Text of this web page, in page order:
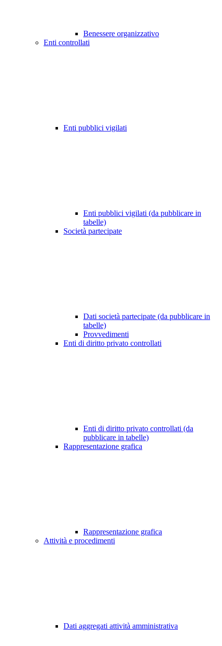
Benessere organizzativo
Enti controllati
Enti pubblici vigilati
Enti pubblici vigilati (da pubblicare in
tabelle)
Società partecipate
Dati società partecipate (da pubblicare in
tabelle)
Provvedimenti
Enti di diritto privato controllati
Enti di diritto privato controllati (da
pubblicare in tabelle)
Rappresentazione grafica
Rappresentazione grafica
Attività e procedimenti
Dati aggregati attività amministrativa